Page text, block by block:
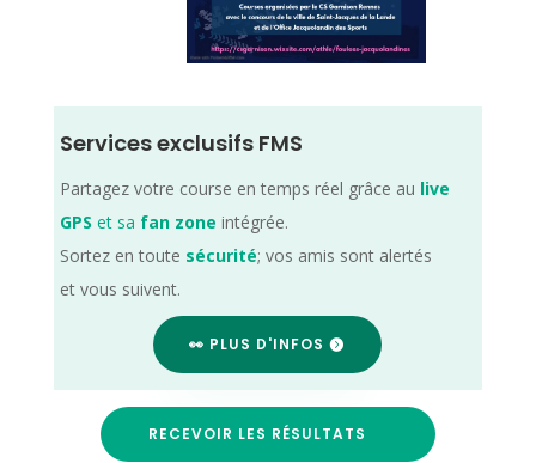
Services exclusifs FMS
Partagez votre course en temps réel grâce au live
GPS et sa fan zone intégrée.
Sortez en toute sécurité; vos amis sont alertés
et vous suivent.
👀 PLUS D'INFOS
RECEVOIR LES RÉSULTATS